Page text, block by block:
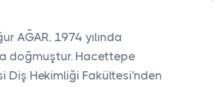
AĞAR, 1974 yılında
doğmuştur. Hacettepe
Diş Hekimliği Fakültesi'nden